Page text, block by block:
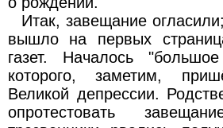
Итак, завещание
вышло на первых
газет. Началось
которого, заметим,
Великой депрессии.
опротестовать